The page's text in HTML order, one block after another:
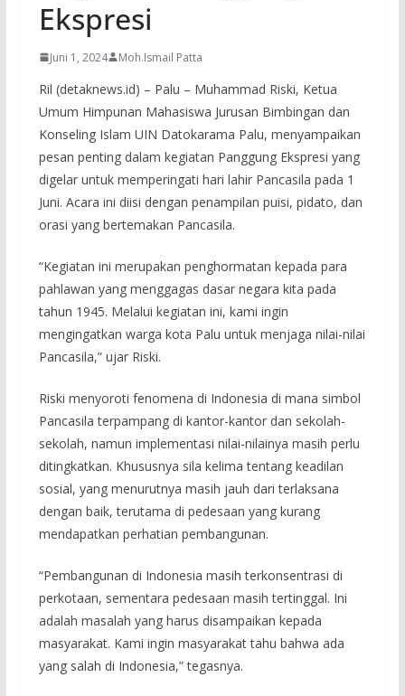
Ekspresi
Juni 1, 2024 Moh.Ismail Patta
Ril (detaknews.id) – Palu – Muhammad Riski, Ketua
Umum Himpunan Mahasiswa Jurusan Bimbingan dan
Konseling Islam UIN Datokarama Palu, menyampaikan
pesan penting dalam kegiatan Panggung Ekspresi yang
digelar untuk memperingati hari lahir Pancasila pada 1
Juni. Acara ini diisi dengan penampilan puisi, pidato, dan
orasi yang bertemakan Pancasila.
“Kegiatan ini merupakan penghormatan kepada para
pahlawan yang menggagas dasar negara kita pada
tahun 1945. Melalui kegiatan ini, kami ingin
mengingatkan warga kota Palu untuk menjaga nilai-nilai
Pancasila,” ujar Riski.
Riski menyoroti fenomena di Indonesia di mana simbol
Pancasila terpampang di kantor-kantor dan sekolah-
sekolah, namun implementasi nilai-nilainya masih perlu
ditingkatkan. Khususnya sila kelima tentang keadilan
sosial, yang menurutnya masih jauh dari terlaksana
dengan baik, terutama di pedesaan yang kurang
mendapatkan perhatian pembangunan.
“Pembangunan di Indonesia masih terkonsentrasi di
perkotaan, sementara pedesaan masih tertinggal. Ini
adalah masalah yang harus disampaikan kepada
masyarakat. Kami ingin masyarakat tahu bahwa ada
yang salah di Indonesia,” tegasnya.